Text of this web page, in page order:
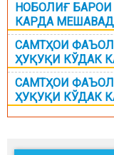
НОБОЛИҒ
КАРДА
САМТҲОИ
ҲУҚУҚИ КЎДАК
САМТҲОИ
ҲУҚУҚИ КЎДАК